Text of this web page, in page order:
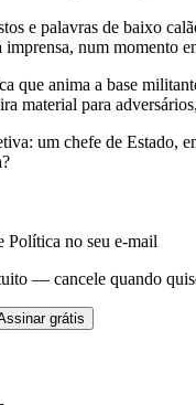
e palavras de baixo
num momento
que anima a base
material para
um chefe de Estado,
Política no seu e-mail
— cancele quando
grátis